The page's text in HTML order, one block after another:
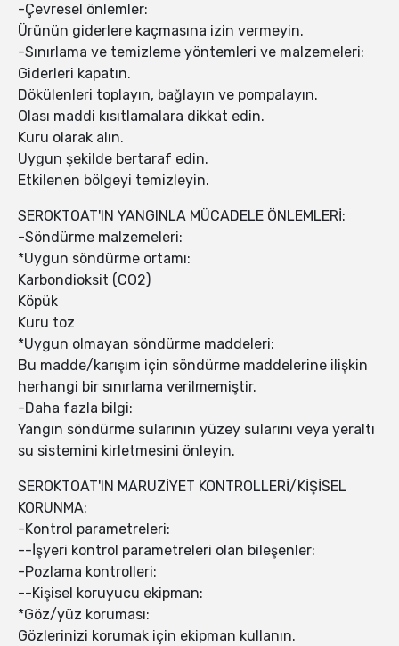
-Çevresel önlemler:
Ürünün giderlere kaçmasına izin vermeyin.
-Sınırlama ve temizleme yöntemleri ve malzemeleri:
Giderleri kapatın.
Dökülenleri toplayın, bağlayın ve pompalayın.
Olası maddi kısıtlamalara dikkat edin.
Kuru olarak alın.
Uygun şekilde bertaraf edin.
Etkilenen bölgeyi temizleyin.
SEROKTOAT'IN YANGINLA MÜCADELE ÖNLEMLERİ:
-Söndürme malzemeleri:
*Uygun söndürme ortamı:
Karbondioksit (CO2)
Köpük
Kuru toz
*Uygun olmayan söndürme maddeleri:
Bu madde/karışım için söndürme maddelerine ilişkin
herhangi bir sınırlama verilmemiştir.
-Daha fazla bilgi:
Yangın söndürme sularının yüzey sularını veya yeraltı
su sistemini kirletmesini önleyin.
SEROKTOAT'IN MARUZİYET KONTROLLERİ/KİŞİSEL
KORUNMA:
-Kontrol parametreleri:
--İşyeri kontrol parametreleri olan bileşenler:
-Pozlama kontrolleri:
--Kişisel koruyucu ekipman:
*Göz/yüz koruması:
Gözlerinizi korumak için ekipman kullanın.